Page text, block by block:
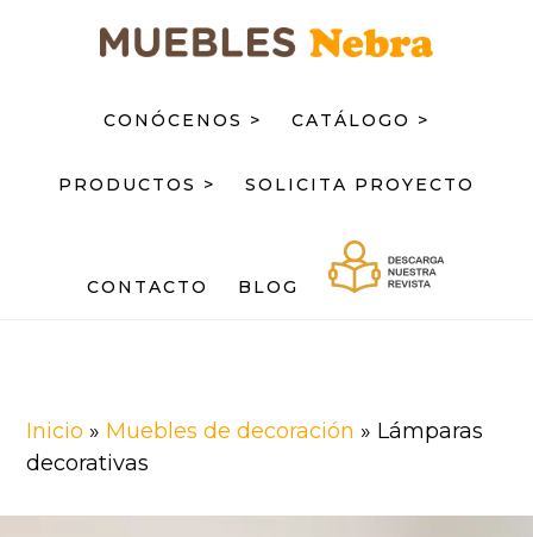
CONÓCENOS > CATÁLOGO >
PRODUCTOS > SOLICITA PROYECTO
CONTACTO BLOG
Inicio » Muebles de decoración » Lámparas
decorativas